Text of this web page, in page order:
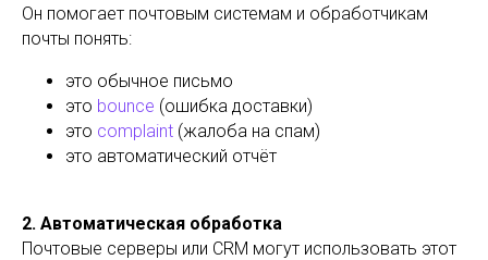
Он помогает почтовым системам и обработчикам
почты понять:
это обычное письмо
это bounce (ошибка доставки)
это complaint (жалоба на спам)
это автоматический отчёт
2. Автоматическая обработка
Почтовые серверы или CRM могут использовать этот